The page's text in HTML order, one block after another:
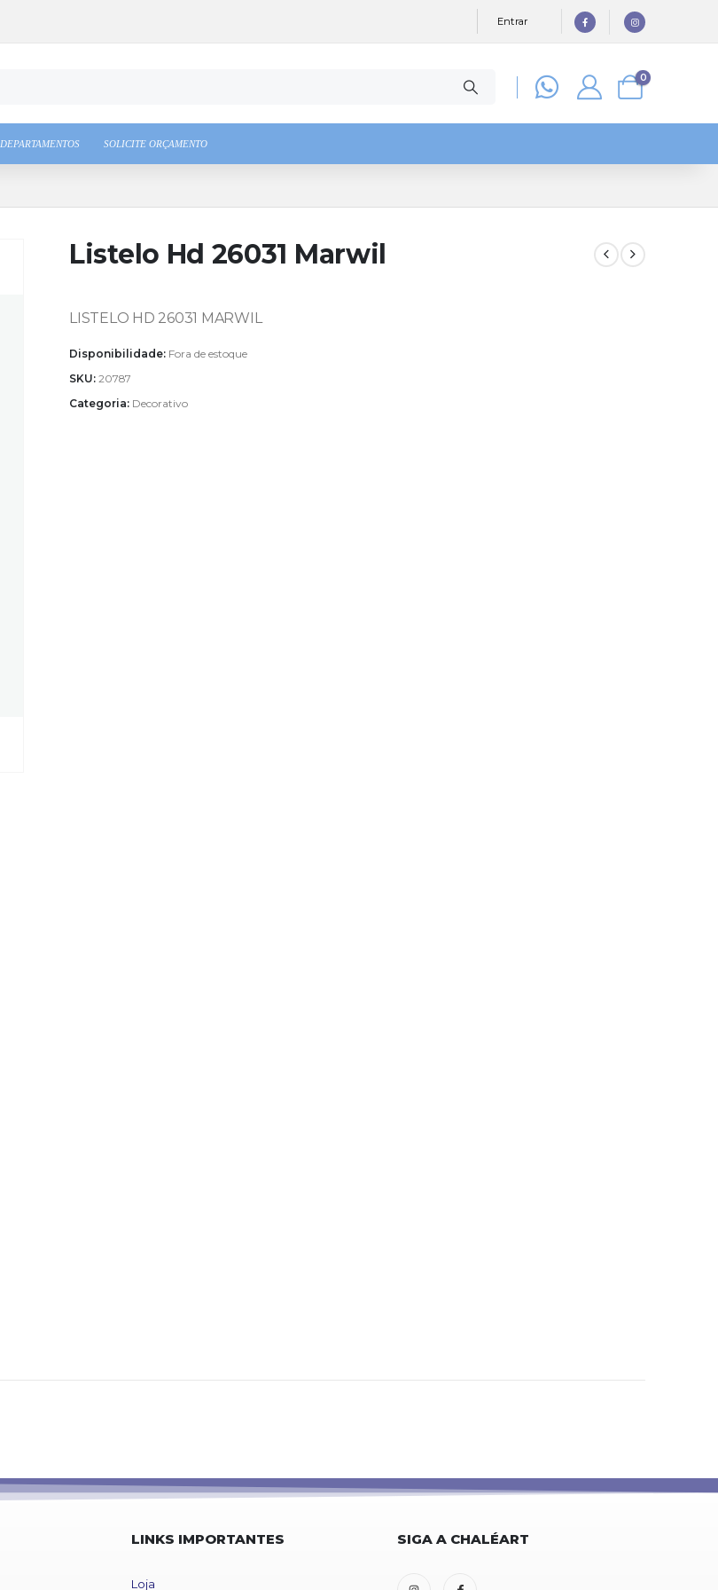
Entrar
0
DEPARTAMENTOS SOLICITE ORÇAMENTO
Listelo Hd 26031 Marwil
LISTELO HD 26031 MARWIL
Disponibilidade: Fora de estoque
SKU: 20787
Categoria: Decorativo
LINKS IMPORTANTES
Loja
SIGA A CHALÉART